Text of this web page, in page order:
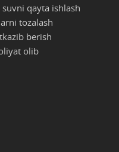
qayta ishlash
tozalash
berish
olib